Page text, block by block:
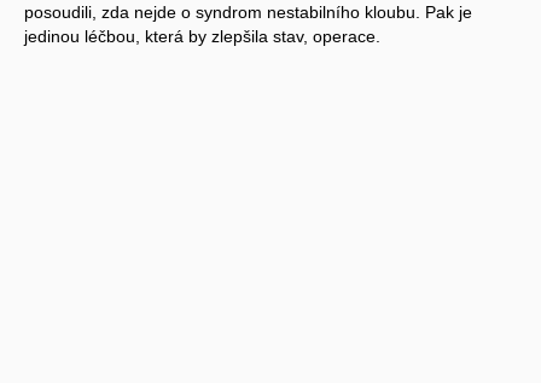
posoudili, zda nejde o syndrom nestabilního kloubu. Pak je
jedinou léčbou, která by zlepšila stav, operace.